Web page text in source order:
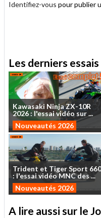
Identifiez-vous pour publier
Les derniers
Kawasaki NinjaZX-10R
2026: l'essaividéo sur...
Nouveautés 2026
Trident et TigerSport 660
: l'essaividéo MNCdes...
Nouveautés 2026
A lire aussi sur le